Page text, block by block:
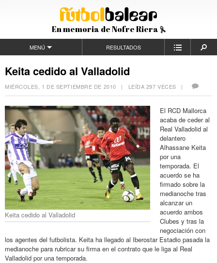
En memoria de Nofre Riera
MENÚ RESULTADOS
Keita cedido al Valladolid
MIÉRCOLES, 1 DE SEPTIEMBRE DE 2010 | LEÍDA 297 VECES |
Keita cedido al Valladolid
El RCD Mallorca
acaba de ceder al
Real Valladolid al
delantero
Alhassane Keita
por una
temporada. El
acuerdo se ha
firmado sobre la
medianoche tras
alcanzar un
acuerdo ambos
Clubes y tras la
negociación con
los agentes del futbolista. Keita ha llegado al Iberostar Estadio pasada la
medianoche para rubricar su firma en el contrato que le liga al Real
Valladolid por una temporada.